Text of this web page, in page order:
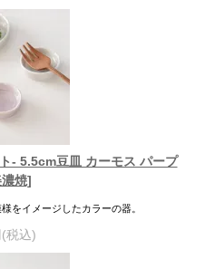
- 5.5cm豆皿 カーモス パープ
焼]
をイメージしたカラーの器。
税込)